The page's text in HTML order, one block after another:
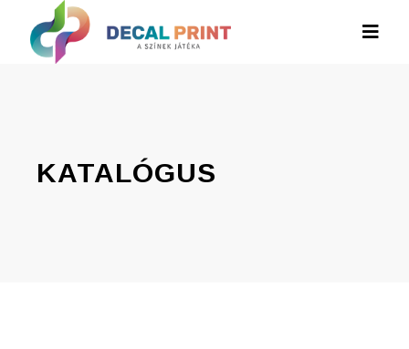
KATALÓGUS